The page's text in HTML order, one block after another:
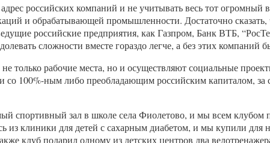
российских компаний и не учитывать весь тот огромный
и обрабатывающей промышленности. Достаточно
российские предприятия, как Газпром, Банк ВТБ,
сложности вместе гораздо легче, а без этих компаний
только рабочие места, но и осуществляют социальные
со 100%-ным либо преобладающим российским капиталом,
зал в школе села Фиолетово, и мы всем клубом
из клиники для детей с сахарным диабетом, и мы купили для
клуб подарил одному из детских центров два